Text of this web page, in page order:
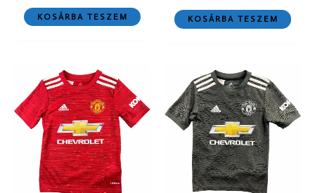
KOSÁRBA TESZEM KOSÁRBA TESZEM